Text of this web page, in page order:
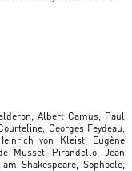
Albert Camus, Paul
Georges Feydeau,
von Kleist, Eugène
Musset, Pirandello, Jean
Shakespeare, Sophocle,